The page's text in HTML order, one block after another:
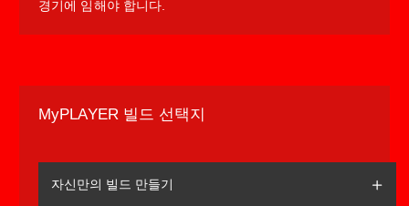
경기에 임해야 합니다.
MyPLAYER 빌드 선택지
자신만의 빌드 만들기